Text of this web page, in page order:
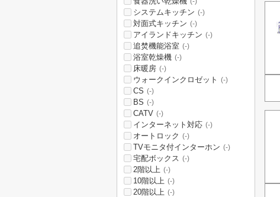
システムキッチン (-)
対面式キッチン (-)
アイランドキッチン (-)
追焚機能浴室 (-)
浴室乾燥機 (-)
床暖房 (-)
ウォークインクロゼット (-)
CS (-)
BS (-)
CATV (-)
インターネット対応 (-)
オートロック (-)
TVモニタ付インターホン (-)
宅配ボックス (-)
2階以上 (-)
10階以上 (-)
20階以上 (-)